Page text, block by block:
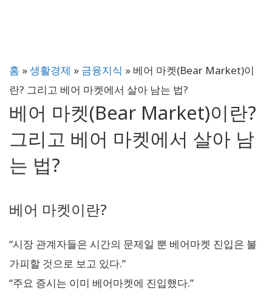
홈 »생활경제 » 금융지식 » 베어 마켓(Bear Market)이
란? 그리고 베어 마켓에서 살아 남는 법?
베어 마켓(Bear Market)이란?
그리고 베어 마켓에서 살아 남
는 법?
베어 마켓이란?
“시장 관계자들은 시간의 문제일 뿐 베어마켓 진입은 불
가피할 것으로 보고 있다.”
“주요 증시는 이미 베어마켓에 진입했다.”